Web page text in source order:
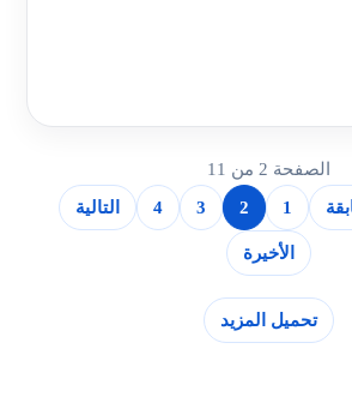
الصفحة 2 من 11
1
2
3
4 التالية
الأخيرة
تحميل المزيد